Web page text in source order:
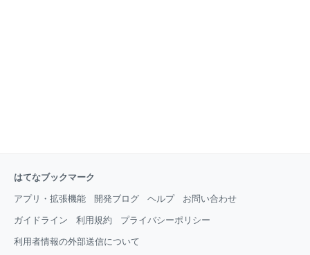
はてなブックマーク
アプリ・拡張機能 開発ブログ ヘルプ お問い合わせ
ガイドライン 利用規約 プライバシーポリシー
利用者情報の外部送信について